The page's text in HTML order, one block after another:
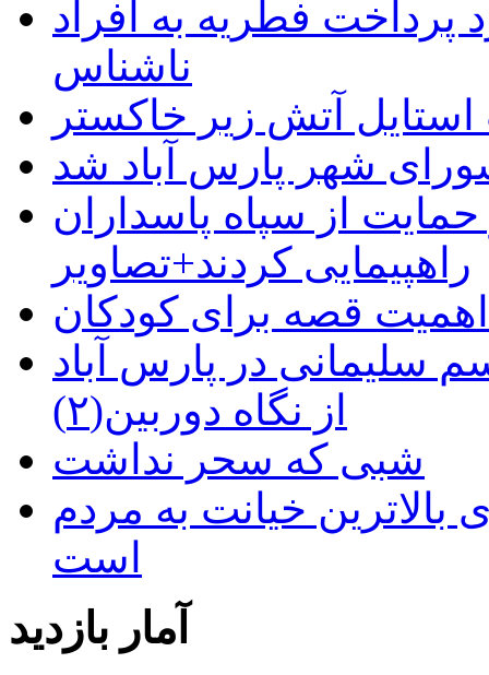
پرداخت فطریه به افراد
ناشناس
آتش زیر خاکستر
شهر پارس آباد شد
از سپاه پاسداران
راهپیمایی کردند+تصاویر
سلیمانی در پارس آباد
از نگاه دوربین(۲)
شبی که سحر نداشت
خیانت به مردم
است
آمار بازدید